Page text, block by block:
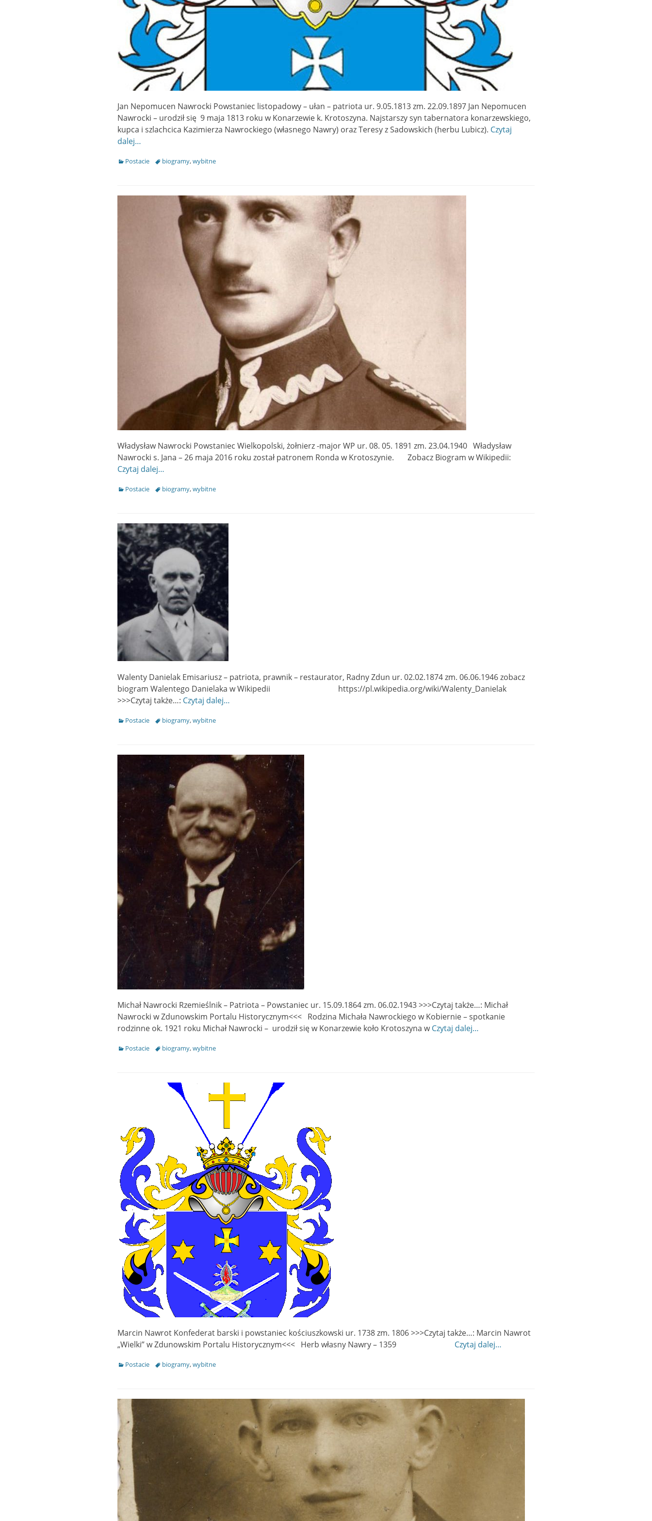
Jan Nepomucen Nawrocki Powstaniec listopadowy – ułan – patriota ur. 9.05.1813 zm. 22.09.1897 Jan Nepomucen
Nawrocki – urodził się 9 maja 1813 roku w Konarzewie k. Krotoszyna. Najstarszy syn tabernatora konarzewskiego,
kupca i szlachcica Kazimierza Nawrockiego (własnego Nawry) oraz Teresy z Sadowskich (herbu Lubicz). Czytaj
dalej…
Categories
Postacie Tagsbiogramy,wybitne
Władysław Nawrocki Powstaniec Wielkopolski, żołnierz -major WP ur. 08. 05. 1891 zm. 23.04.1940 Władysław
Nawrocki s. Jana – 26 maja 2016 roku został patronem Ronda w Krotoszynie. Zobacz Biogram w Wikipedii:
Czytaj dalej…
Categories
Postacie Tagsbiogramy,wybitne
Walenty Danielak Emisariusz – patriota, prawnik – restaurator, Radny Zdun ur. 02.02.1874 zm. 06.06.1946 zobacz
biogram Walentego Danielaka w Wikipedii https://pl.wikipedia.org/wiki/Walenty_Danielak
>>>Czytaj także…: Czytaj dalej…
Categories
Postacie Tagsbiogramy,wybitne
Michał Nawrocki Rzemieślnik – Patriota – Powstaniec ur. 15.09.1864 zm. 06.02.1943 >>>Czytaj także…: Michał
Nawrocki w Zdunowskim Portalu Historycznym<<< Rodzina Michała Nawrockiego w Kobiernie – spotkanie
rodzinne ok. 1921 roku Michał Nawrocki – urodził się w Konarzewie koło Krotoszyna wCzytaj dalej…
Categories
Postacie Tagsbiogramy,wybitne
Marcin Nawrot Konfederat barski i powstaniec kościuszkowski ur. 1738 zm. 1806 >>>Czytaj także…: Marcin Nawrot
„Wielki” w Zdunowskim Portalu Historycznym<<< Herb własny Nawry – 1359 Czytaj dalej…
Categories
Postacie Tagsbiogramy,wybitne